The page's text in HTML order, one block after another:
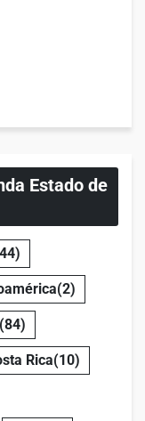
Estado de
(2)
(84)
Rica(10)